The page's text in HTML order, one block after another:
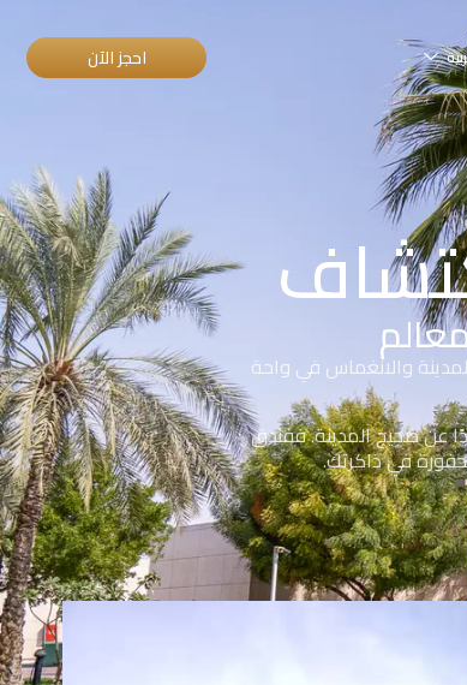
احجز الآن
والانغماس في واحة
عن ضجيج المدينة. ففندق
في ذاكرتك.